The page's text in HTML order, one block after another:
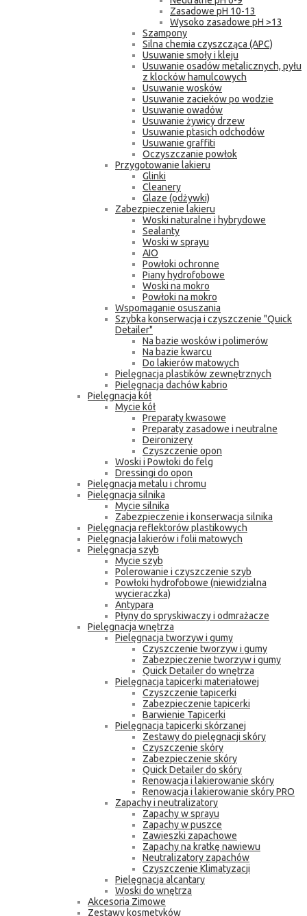
Zasadowe pH 10-13
Wysoko zasadowe pH >13
Szampony
Silna chemia czyszcząca (APC)
Usuwanie smoły i kleju
Usuwanie osadów metalicznych, pyłu
z klocków hamulcowych
Usuwanie wosków
Usuwanie zacieków po wodzie
Usuwanie owadów
Usuwanie żywicy drzew
Usuwanie ptasich odchodów
Usuwanie graffiti
Oczyszczanie powłok
Przygotowanie lakieru
Glinki
Cleanery
Glaze (odżywki)
Zabezpieczenie lakieru
Woski naturalne i hybrydowe
Sealanty
Woski w sprayu
AIO
Powłoki ochronne
Piany hydrofobowe
Woski na mokro
Powłoki na mokro
Wspomaganie osuszania
Szybka konserwacja i czyszczenie "Quick
Detailer"
Na bazie wosków i polimerów
Na bazie kwarcu
Do lakierów matowych
Pielęgnacja plastików zewnętrznych
Pielęgnacja dachów kabrio
Pielęgnacja kół
Mycie kół
Preparaty kwasowe
Preparaty zasadowe i neutralne
Deironizery
Czyszczenie opon
Woski i Powłoki do felg
Dressingi do opon
Pielęgnacja metalu i chromu
Pielęgnacja silnika
Mycie silnika
Zabezpieczenie i konserwacja silnika
Pielęgnacja reflektorów plastikowych
Pielęgnacja lakierów i folii matowych
Pielęgnacja szyb
Mycie szyb
Polerowanie i czyszczenie szyb
Powłoki hydrofobowe (niewidzialna
wycieraczka)
Antypara
Płyny do spryskiwaczy i odmrażacze
Pielęgnacja wnętrza
Pielęgnacja tworzyw i gumy
Czyszczenie tworzyw i gumy
Zabezpieczenie tworzyw i gumy
Quick Detailer do wnętrza
Pielęgnacja tapicerki materiałowej
Czyszczenie tapicerki
Zabezpieczenie tapicerki
Barwienie Tapicerki
Pielęgnacja tapicerki skórzanej
Zestawy do pielęgnacji skóry
Czyszczenie skóry
Zabezpieczenie skóry
Quick Detailer do skóry
Renowacja i lakierowanie skóry
Renowacja i lakierowanie skóry PRO
Zapachy i neutralizatory
Zapachy w sprayu
Zapachy w puszce
Zawieszki zapachowe
Zapachy na kratkę nawiewu
Neutralizatory zapachów
Czyszczenie Klimatyzacji
Pielęgnacja alcantary
Woski do wnętrza
Akcesoria Zimowe
Zestawy kosmetyków